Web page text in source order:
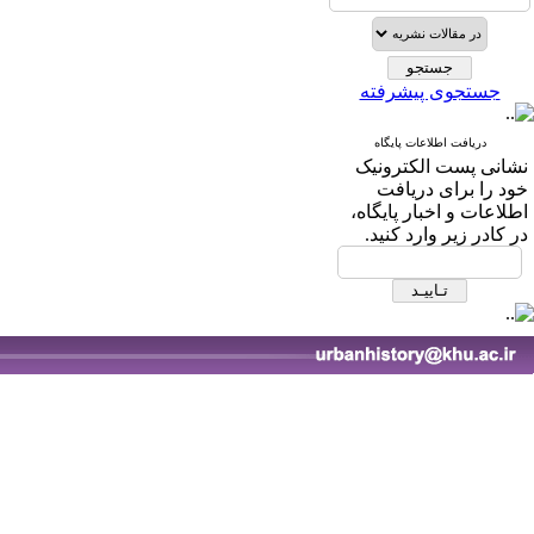
جستجوی پیشرفته
دریافت اطلاعات پایگاه
نشانی پست الکترونیک
خود را برای دریافت
اطلاعات و اخبار پایگاه،
در کادر زیر وارد کنید.